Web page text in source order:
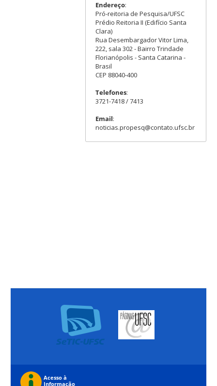
Endereço:
Pró-reitoria de Pesquisa/UFSC
Prédio Reitoria II (Edifício Santa
Clara)
Rua Desembargador Vitor Lima,
222, sala 302 - Bairro Trindade
Florianópolis - Santa Catarina -
Brasil
CEP 88040-400
Telefones:
3721-7418 / 7413
Email:
noticias.propesq@contato.ufsc.br